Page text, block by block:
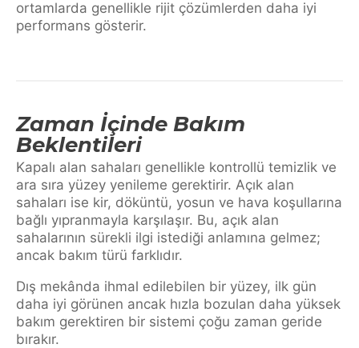
ortamlarda genellikle rijit çözümlerden daha iyi
performans gösterir.
Zaman İçinde Bakım
Beklentileri
Kapalı alan sahaları genellikle kontrollü temizlik ve
ara sıra yüzey yenileme gerektirir. Açık alan
sahaları ise kir, döküntü, yosun ve hava koşullarına
bağlı yıpranmayla karşılaşır. Bu, açık alan
sahalarının sürekli ilgi istediği anlamına gelmez;
ancak bakım türü farklıdır.
Dış mekânda ihmal edilebilen bir yüzey, ilk gün
daha iyi görünen ancak hızla bozulan daha yüksek
bakım gerektiren bir sistemi çoğu zaman geride
bırakır.